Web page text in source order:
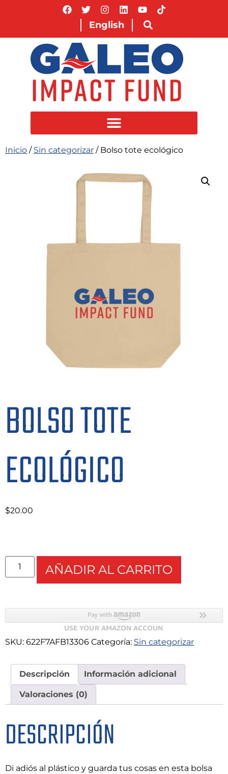
English
Inicio / Sin categorizar / Bolso tote ecológico
BOLSO TOTE
ECOLÓGICO
$20.00
AÑADIR AL CARRITO
SKU: 622F7AFB13306 Categoría: Sin categorizar
Descripción Información adicional
Valoraciones (0)
DESCRIPCIÓN
Di adiós al plástico y guarda tus cosas en esta bolsa